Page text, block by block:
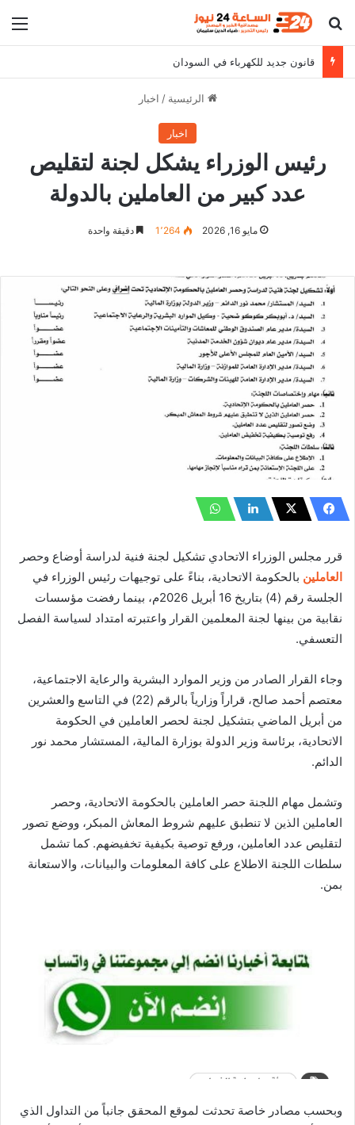
بحث عن
قانون جديد للكهرباء في السودان
الرئيسية / اخبار
اخبار
رئيس الوزراء يشكل لجنة لتقليص
عدد كبير من العاملين بالدولة
مايو 16, 2026 1٬264 دقيقة واحدة
قرر مجلس الوزراء الاتحادي تشكيل لجنة فنية لدراسة أوضاع وحصر
العاملين بالحكومة الاتحادية، بناءً على توجيهات رئيس الوزراء في
الجلسة رقم (4) بتاريخ 16 أبريل 2026م، بينما رفضت مؤسسات
نقابية من بينها لجنة المعلمين القرار واعتبرته امتداد لسياسة الفصل
التعسفي.
وجاء القرار الصادر من وزير الموارد البشرية والرعاية الاجتماعية،
معتصم أحمد صالح، قراراً وزارياً بالرقم (22) في التاسع والعشرين
من أبريل الماضي بتشكيل لجنة لحصر العاملين في الحكومة
الاتحادية، برئاسة وزير الدولة بوزارة المالية، المستشار محمد نور
الدائم.
وتشمل مهام اللجنة حصر العاملين بالحكومة الاتحادية، وحصر
العاملين الذين لا تنطبق عليهم شروط المعاش المبكر، ووضع تصور
لتقليص عدد العاملين، ورفع توصية بكيفية تخفيضهم. كما تشمل
سلطات اللجنة الاطلاع على كافة المعلومات والبيانات، والاستعانة
بمن.
وبحسب مصادر خاصة تحدثت لموقع المحقق جانباً من التداول الذي